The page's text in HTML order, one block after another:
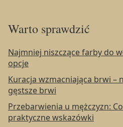
Warto sprawdzić
Najmniej niszczące farby do
opcje
Kuracja wzmacniająca brwi –
gęstsze brwi
Przebarwienia u mężczyzn:
praktyczne wskazówki